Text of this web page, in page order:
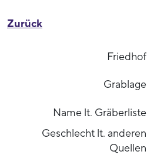
Zurück
Friedhof
Grablage
Name lt. Gräberliste
Geschlecht lt. anderen
Quellen